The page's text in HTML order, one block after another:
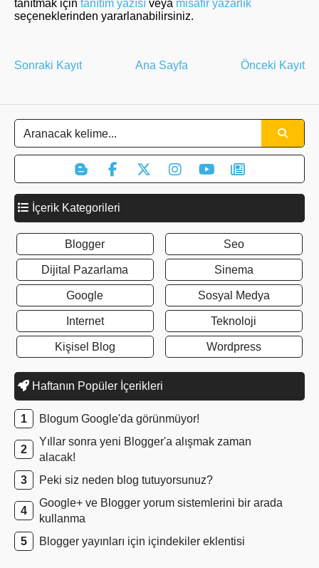
tanıtmak için tanıtım yazısı veya misafir yazarlık
seçeneklerinden yararlanabilirsiniz.
Sonraki Kayıt Önceki Kayıt
Ana Sayfa
İçerik Kategorileri
Blogger
Dijital Pazarlama
Google
Internet
Kişisel Blog
Seo
Sinema
Sosyal Medya
Teknoloji
Wordpress
Haftanın Popüler İçerikleri
Blogum Google'da görünmüyor!
Yıllar sonra yeni Blogger'a alışmak zaman
alacak!
Peki siz neden blog tutuyorsunuz?
Google+ ve Blogger yorum sistemlerini bir arada
kullanma
Blogger yayınları için içindekiler eklentisi